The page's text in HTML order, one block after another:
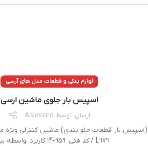
لوازم یدکی و قطعات مدل های آرسی
اسپیس بار جلوی ماشین ارسی
ارسال توسط Asiavend
/ L979 کد فنی: 959-14 کاربرد: واسطه بین...